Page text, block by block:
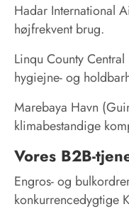
Hadar International
højfrekvent brug.
Linqu County
hygiejne- og
Marebaya Havn
klimabestandige
Vores B2B-
Engros- og
konkurrencedygtige